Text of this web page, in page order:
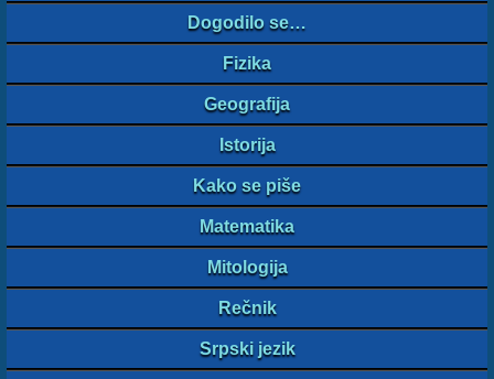
Dogodilo se…
Fizika
Geografija
Istorija
Kako se piše
Matematika
Mitologija
Rečnik
Srpski jezik